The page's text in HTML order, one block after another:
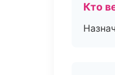
Кто